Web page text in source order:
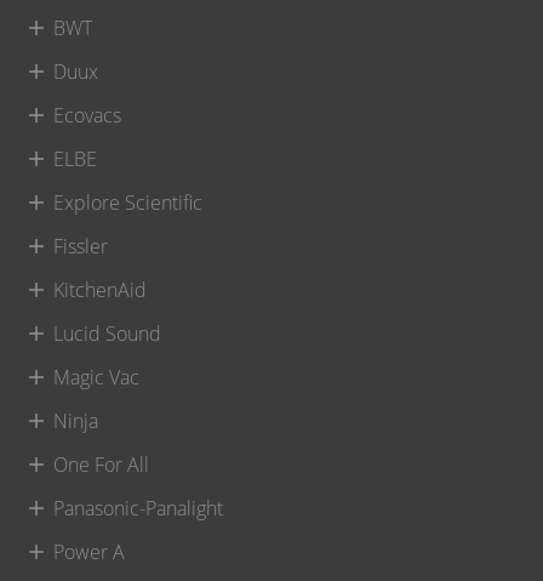
BWT
Duux
Ecovacs
ELBE
Explore Scientific
Fissler
KitchenAid
Lucid Sound
Magic Vac
Ninja
One For All
Panasonic-Panalight
Power A